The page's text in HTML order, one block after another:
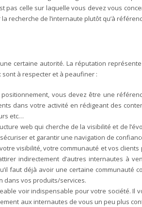
pas celle sur laquelle vous devez vous
recherche de l’internaute plutôt qu’à
certaine autorité. La réputation
à respecter et à peaufiner :
vous devez être une
dans votre activité en rédigeant des
etc…
web qui cherche de la visibilité et de
et garantir une navigation de
visibilité, votre communauté et vos
indirectement d’autres internautes à
faut déjà avoir une certaine communauté
dans vos produits/services.
voir indispensable pour votre société. Il
aux internautes de vous un peu plus